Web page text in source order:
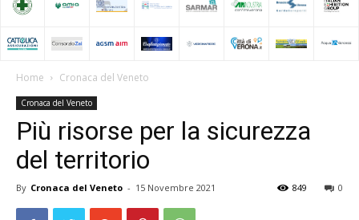
del
Home Cronaca del Veneto
Cronaca del Veneto
Più risorse per la sicurezza
del territorio
By Cronaca del Veneto - 15 Novembre 2021 0
849